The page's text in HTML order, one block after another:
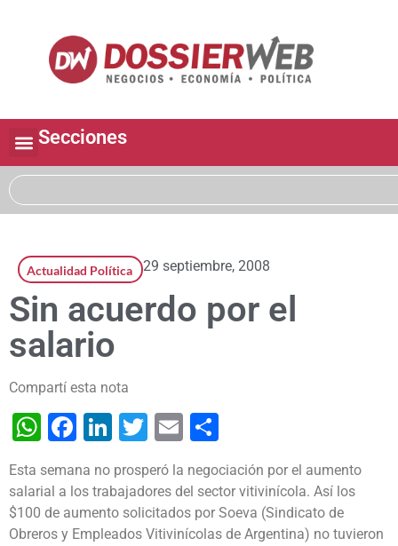
Secciones
Actualidad Política 29 septiembre, 2008
Sin acuerdo por el
salario
Compartí esta nota
WhatsApp
Facebook
LinkedIn
Twitter
Email
Esta semana no prosperó la negociación por el aumento
salarial a los trabajadores del sector vitivinícola. Así los
$100 de aumento solicitados por Soeva (Sindicato de
Obreros y Empleados Vitivinícolas de Argentina) no tuvieron